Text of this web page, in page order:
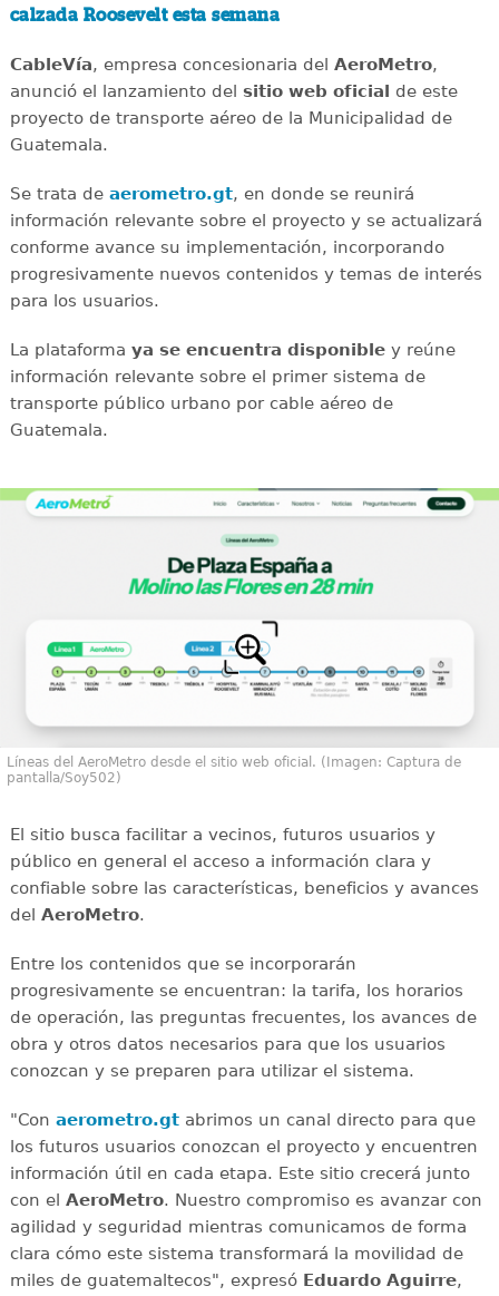
calzada Roosevelt esta semana
CableVía, empresa concesionaria del AeroMetro,
anunció el lanzamiento del sitio web oficial de este
proyecto de transporte aéreo de la Municipalidad de
Guatemala.
Se trata de aerometro.gt, en donde se reunirá
información relevante sobre el proyecto y se actualizará
conforme avance su implementación, incorporando
progresivamente nuevos contenidos y temas de interés
para los usuarios.
La plataforma ya se encuentra disponibley reúne
información relevante sobre el primer sistema de
transporte público urbano por cable aéreo de
Guatemala.
Líneas del AeroMetro desde el sitio web oficial. (Imagen: Captura de
pantalla/Soy502)
El sitio busca facilitar a vecinos, futuros usuarios y
público en general el acceso a información clara y
confiable sobre las características, beneficios y avances
del AeroMetro.
Entre los contenidos que se incorporarán
progresivamente se encuentran: la tarifa, los horarios
de operación, las preguntas frecuentes, los avances de
obra y otros datos necesarios para que los usuarios
conozcan y se preparen para utilizar el sistema.
"Con aerometro.gtabrimos un canal directo para que
los futuros usuarios conozcan el proyecto y encuentren
información útil en cada etapa. Este sitio crecerá junto
con el AeroMetro. Nuestro compromiso es avanzar con
agilidad y seguridad mientras comunicamos de forma
clara cómo este sistema transformará la movilidad de
miles de guatemaltecos", expresó Eduardo Aguirre,